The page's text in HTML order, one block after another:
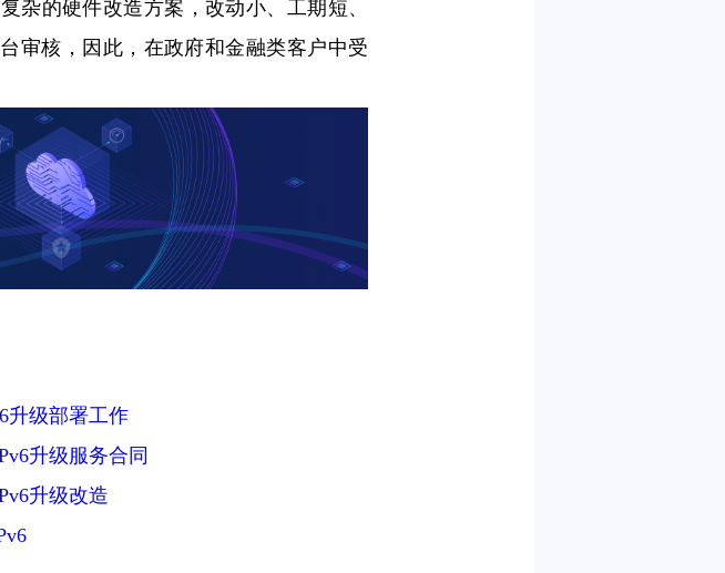
杂的硬件改造方案，改动小、工期短、
审核，因此，在政府和金融类客户中受
升级部署工作
升级服务合同
升级改造